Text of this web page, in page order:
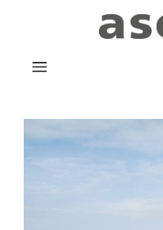
Zum Hauptinhalt springen